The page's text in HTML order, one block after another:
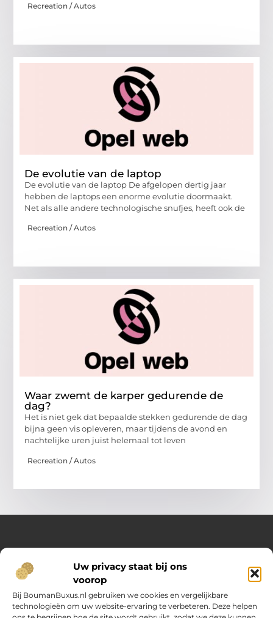
Uw privacy staat bij ons
voorop
Bij BoumanBuxus.nl gebruiken we cookies en vergelijkbare
technologieën om uw website-ervaring te verbeteren. Deze helpen
Recreation / Autos
De evolutie van de laptop
De evolutie van de laptop De afgelopen dertig jaar
hebben de laptops een enorme evolutie doormaakt.
Net als alle andere technologische snufjes, heeft ook de
Recreation / Autos
Waar zwemt de karper gedurende de
dag?
Het is niet gek dat bepaalde stekken gedurende de dag
bijna geen vis opleveren, maar tijdens de avond en
nachtelijke uren juist helemaal tot leven
Recreation / Autos
Over Opelweb
Jouw startpunt voor handige tips en inspirerende artikelen
Op Opelweb.nl vind je een gevarieerd aanbod aan blogs en
content die je helpen meer uit je dag te halen – van nuttige
adviezen tot verrassende inzichten voor in het dagelijks leven.